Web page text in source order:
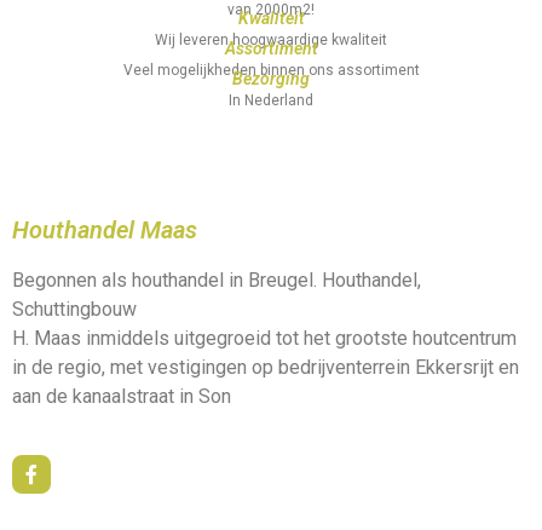
van 2000m2!
Kwaliteit
Wij leveren hoogwaardige kwaliteit
Assortiment
Veel mogelijkheden binnen ons assortiment
Bezorging
In Nederland
Houthandel Maas
Begonnen als houthandel in Breugel. Houthandel,
Schuttingbouw
H. Maas inmiddels uitgegroeid tot het grootste houtcentrum
in de regio, met vestigingen op bedrijventerrein Ekkersrijt en
aan de kanaalstraat in Son